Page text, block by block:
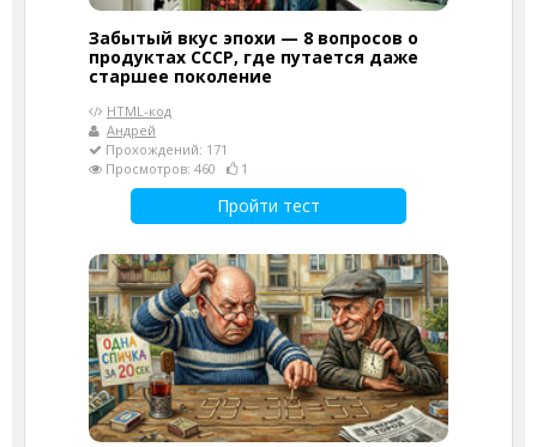
Забытый вкус эпохи — 8 вопросов о
продуктах СССР, где путается даже
старшее поколение
HTML-код
Андрей
Прохождений: 171
Просмотров: 460
1
Пройти тест